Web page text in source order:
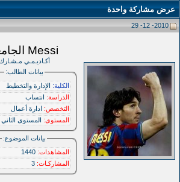
عرض مشاركة واحدة
2010- 12- 29
Messi الجامعه
أكـاديـمـي
بيانات الطالب:
الكلية: الإدارة والتخطيط
الدراسة: انتساب
التخصص: ادارة أعمال
المستوى: المستوى الثاني
بيانات الموضوع:
المشاهدات: 1440
المشاركـات: 3